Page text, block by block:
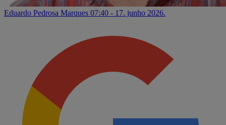
Eduardo Pedrosa Marques 07:40 - 17. junho 2026.